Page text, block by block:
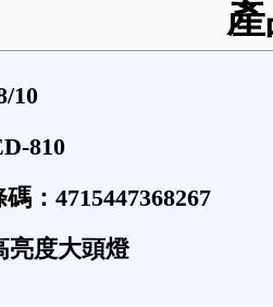
10
810
：4715447368267
亮度大頭燈